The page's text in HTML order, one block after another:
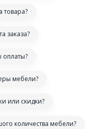
товара?
заказа?
мебели?
или скидки?
количества мебели?